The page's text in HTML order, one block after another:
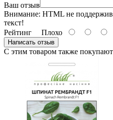
Ваш отзыв
Внимание: HTML не
текст!
Рейтинг Плохо
Написать отзыв
С этим товаром также покупают